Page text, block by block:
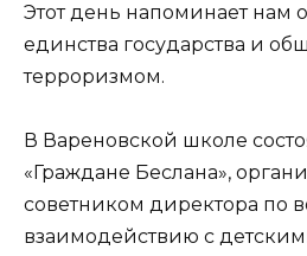
Этот день напоминает нам
единства государства и
терроризмом.
В Вареновской школе
«Граждане Беслана»,
советником директора по
взаимодействию с